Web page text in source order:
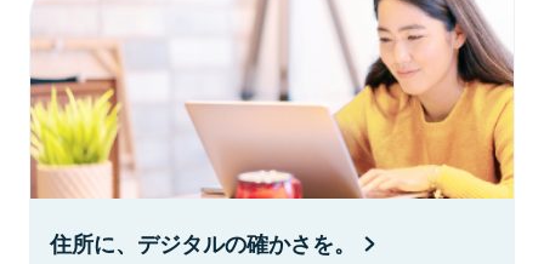
住所に、デジタルの確かさを。